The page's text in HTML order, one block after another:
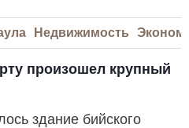
Недвижимость
произошел крупный
здание бийского